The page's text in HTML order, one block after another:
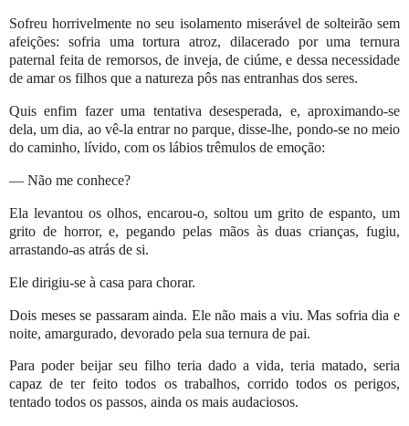
Sofreu horrivelmente no seu isolamento miserável de solteirão sem
afeições: sofria uma tortura atroz, dilacerado por uma ternura
paternal feita de remorsos, de inveja, de ciúme, e dessa necessidade
de amar os filhos que a natureza pôs nas entranhas dos seres.
Quis enfim fazer uma tentativa desesperada, e, aproximando-se
dela, um dia, ao vê-la entrar no parque, disse-lhe, pondo-se no meio
do caminho, lívido, com os lábios trêmulos de emoção:
— Não me conhece?
Ela levantou os olhos, encarou-o, soltou um grito de espanto, um
grito de horror, e, pegando pelas mãos às duas crianças, fugiu,
arrastando-as atrás de si.
Ele dirigiu-se à casa para chorar.
Dois meses se passaram ainda. Ele não mais a viu. Mas sofria dia e
noite, amargurado, devorado pela sua ternura de pai.
Para poder beijar seu filho teria dado a vida, teria matado, seria
capaz de ter feito todos os trabalhos, corrido todos os perigos,
tentado todos os passos, ainda os mais audaciosos.